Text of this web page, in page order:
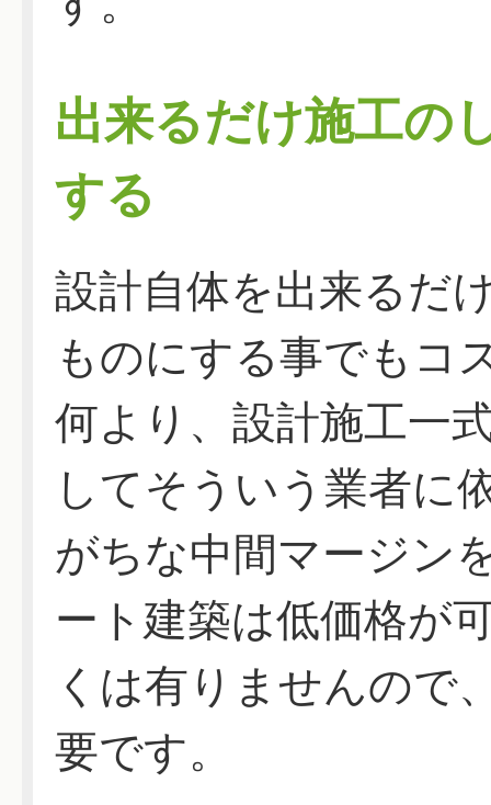
出来るだけ施工の
する
設計自体を出来るだ
ものにする事でもコ
何より、設計施工一
してそういう業者に
がちな中間マージン
ート建築は低価格が
くは有りませんので
要です。